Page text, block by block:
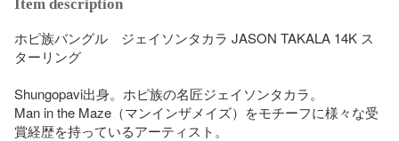
Item description
ホピ族バングル　ジェイソンタカラ JASON TAKALA 14K ス
ターリング
Shungopavi出身。ホピ族の名匠ジェイソンタカラ。
Man in the Maze（マンインザメイズ）をモチーフに様々な受
賞経歴を持っているアーティスト。